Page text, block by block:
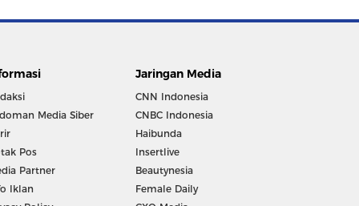
Media Siber
Pos
Partner
Iklan
Jaringan Media
CNN Indonesia
CNBC Indonesia
Haibunda
Insertlive
Beautynesia
Female Daily